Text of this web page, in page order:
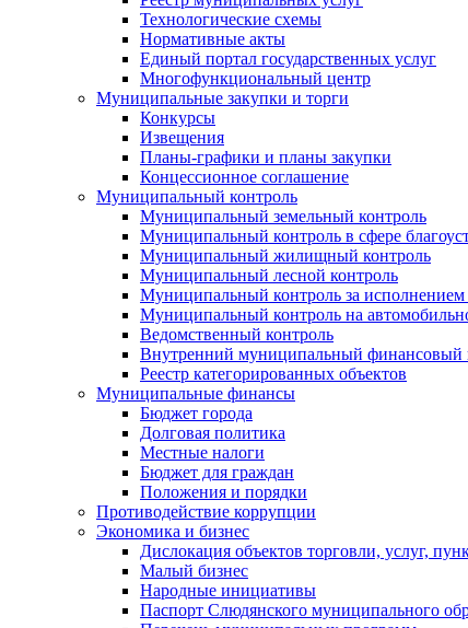
Технологические схемы
Нормативные акты
Единый портал государственных услуг
Многофункциональный центр
Муниципальные закупки и торги
Конкурсы
Извещения
Планы-графики и планы закупки
Концессионное соглашение
Муниципальный контроль
Муниципальный земельный контроль
Муниципальный контроль в сфере
Муниципальный жилищный контроль
Муниципальный лесной контроль
Муниципальный контроль за исполнением
Муниципальный контроль на
Ведомственный контроль
Внутренний муниципальный финансовый
Реестр категорированных объектов
Муниципальные финансы
Бюджет города
Долговая политика
Местные налоги
Бюджет для граждан
Положения и порядки
Противодействие коррупции
Экономика и бизнес
Дислокация объектов торговли, услуг,
Малый бизнес
Народные инициативы
Паспорт Слюдянского муниципального